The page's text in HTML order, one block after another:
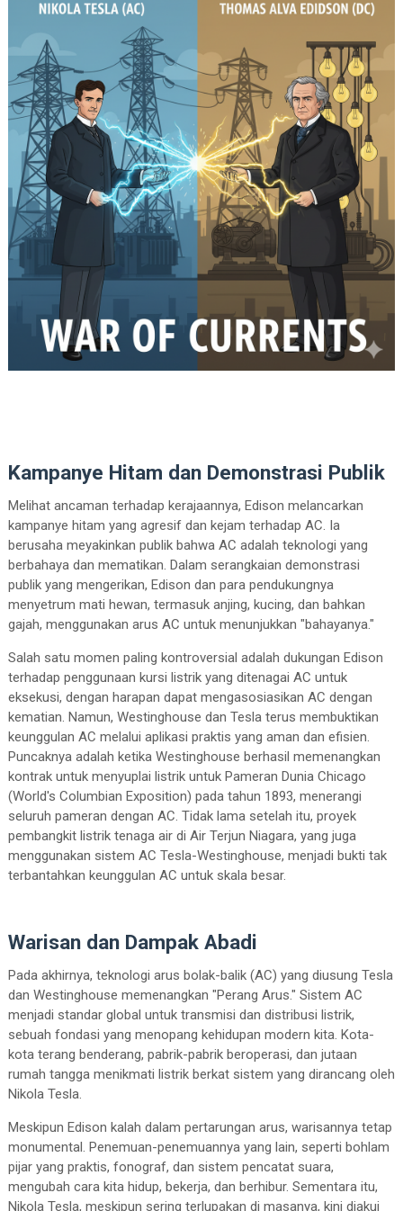
Kampanye Hitam dan Demonstrasi Publik
Melihat ancaman terhadap kerajaannya, Edison melancarkan
kampanye hitam yang agresif dan kejam terhadap AC. Ia
berusaha meyakinkan publik bahwa AC adalah teknologi yang
berbahaya dan mematikan. Dalam serangkaian demonstrasi
publik yang mengerikan, Edison dan para pendukungnya
menyetrum mati hewan, termasuk anjing, kucing, dan bahkan
gajah, menggunakan arus AC untuk menunjukkan "bahayanya."
Salah satu momen paling kontroversial adalah dukungan Edison
terhadap penggunaan kursi listrik yang ditenagai AC untuk
eksekusi, dengan harapan dapat mengasosiasikan AC dengan
kematian. Namun, Westinghouse dan Tesla terus membuktikan
keunggulan AC melalui aplikasi praktis yang aman dan efisien.
Puncaknya adalah ketika Westinghouse berhasil memenangkan
kontrak untuk menyuplai listrik untuk Pameran Dunia Chicago
(World's Columbian Exposition) pada tahun 1893, menerangi
seluruh pameran dengan AC. Tidak lama setelah itu, proyek
pembangkit listrik tenaga air di Air Terjun Niagara, yang juga
menggunakan sistem AC Tesla-Westinghouse, menjadi bukti tak
terbantahkan keunggulan AC untuk skala besar.
Warisan dan Dampak Abadi
Pada akhirnya, teknologi arus bolak-balik (AC) yang diusung Tesla
dan Westinghouse memenangkan "Perang Arus." Sistem AC
menjadi standar global untuk transmisi dan distribusi listrik,
sebuah fondasi yang menopang kehidupan modern kita. Kota-
kota terang benderang, pabrik-pabrik beroperasi, dan jutaan
rumah tangga menikmati listrik berkat sistem yang dirancang oleh
Nikola Tesla.
Meskipun Edison kalah dalam pertarungan arus, warisannya tetap
monumental. Penemuan-penemuannya yang lain, seperti bohlam
pijar yang praktis, fonograf, dan sistem pencatat suara,
mengubah cara kita hidup, bekerja, dan berhibur. Sementara itu,
Nikola Tesla, meskipun sering terlupakan di masanya, kini diakui